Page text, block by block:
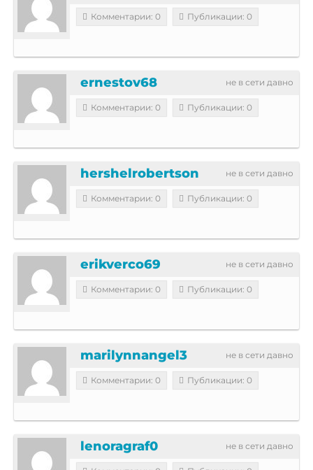
Комментарии: 0 Публикации: 0
не в сети давно
ernestov68
Комментарии: 0 Публикации: 0
не в сети давно
hershelrobertson
Комментарии: 0 Публикации: 0
не в сети давно
erikverco69
Комментарии: 0 Публикации: 0
не в сети давно
marilynnangel3
Комментарии: 0 Публикации: 0
не в сети давно
lenoragraf0